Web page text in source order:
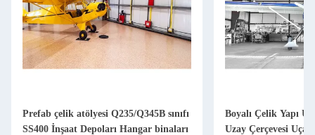
Prefab çelik atölyesi Q235/Q345B sınıfı
SS400 İnşaat Depoları Hangar binaları
Boyalı Çelik Yapı
Uzay Çerçevesi